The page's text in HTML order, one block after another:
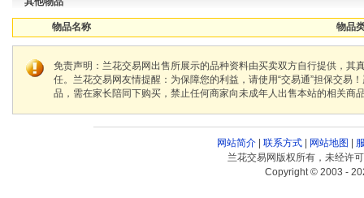
物品名称 物品
免责声明：兰花交易网出售所展示的品种资料由买卖双方自行提供，
任。兰花交易网友情提醒：为保障您的利益，请使用“交易通”担保交
品，需在家长陪同下购买，禁止任何商家向未成年人出售本站的相关商
网站简介| 联系方式| 网站地图
兰花交易网版权所有，未经许
Copyright © 2003 -